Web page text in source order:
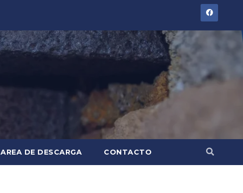
AREA DE DESCARGA CONTACTO